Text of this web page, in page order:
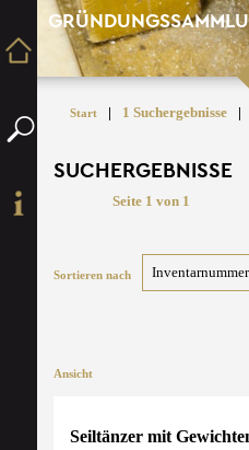
Start | 1 Suchergebnisse |
SUCHERGEBNISSE
Seite 1 von 1
Sortieren nach
Ansicht
Seiltänzer mit